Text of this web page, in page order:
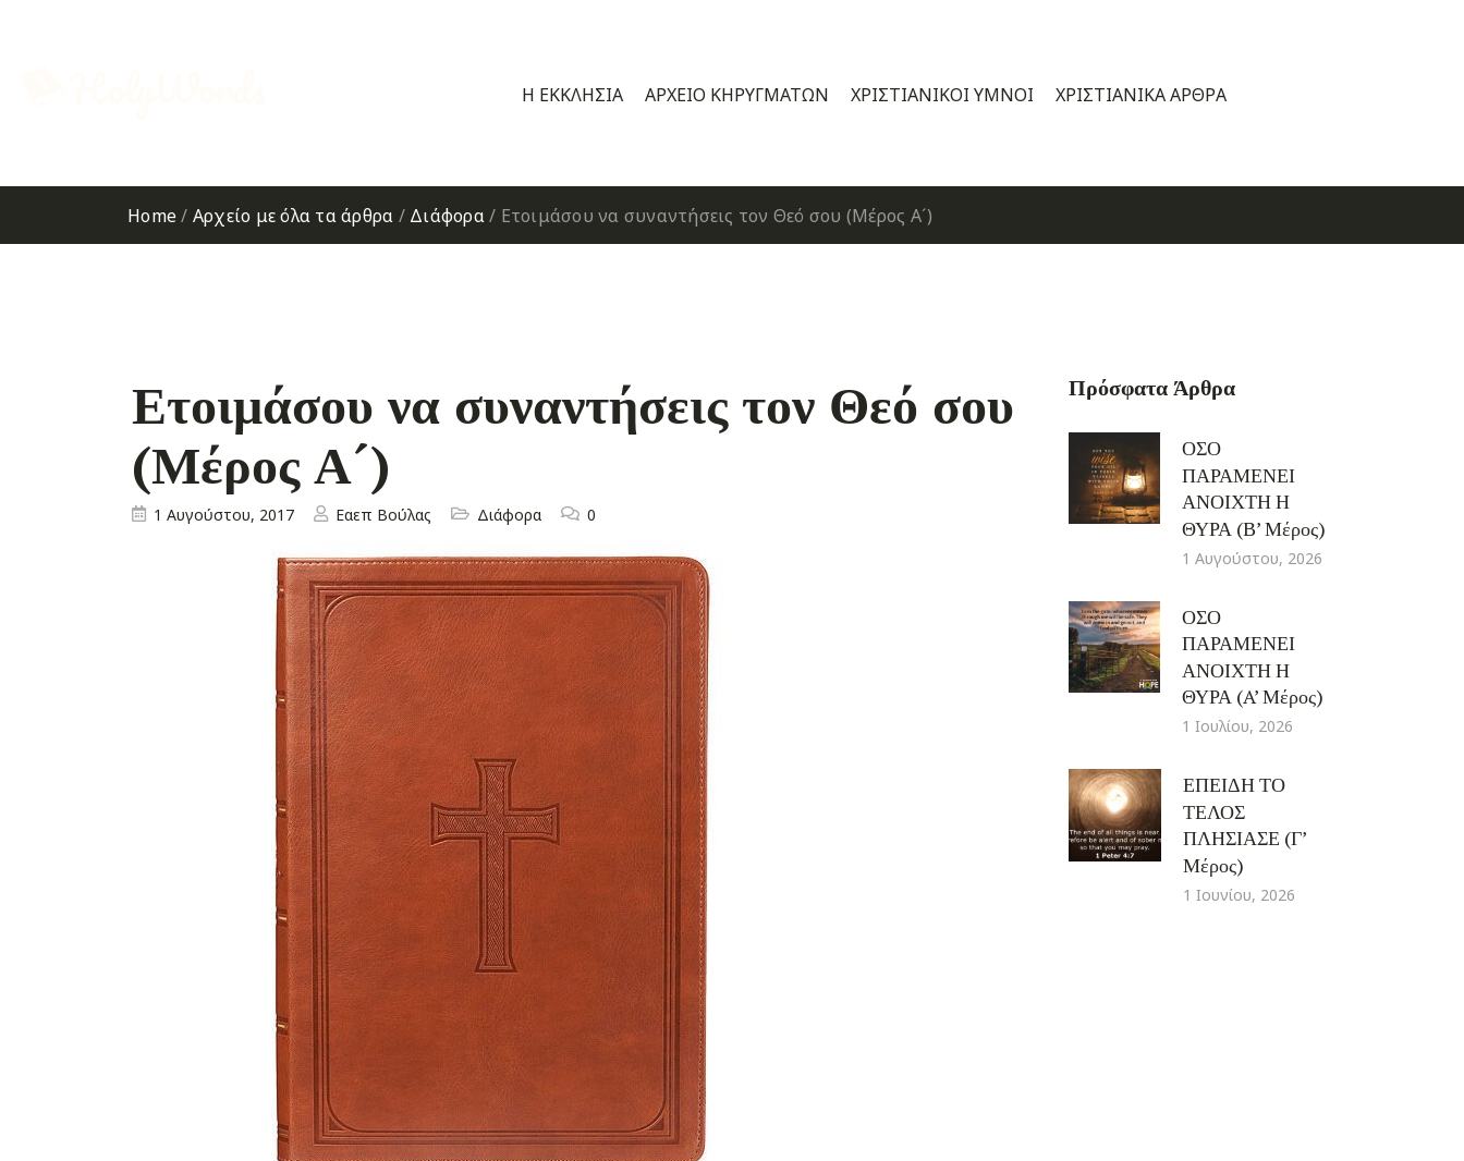
Η ΕΚΚΛΗΣΊΑ ΑΡΧΕΊΟ ΚΗΡΥΓΜΆΤΩΝ ΧΡΙΣΤΙΑΝΙΚΟΊ ΎΜΝΟΙ ΧΡΙΣΤΙΑΝΙΚΆ ΆΡΘΡΑ
Home/ Αρχείο με όλα τα άρθρα / Διάφορα/ Ετοιμάσου να συναντήσεις τον Θεό σου (Μέρος Α´)
Ετοιμάσου να συναντήσεις τον Θεό σου
(Μέρος Α´)
1 Αυγούστου, 2017 Εαεπ Βούλας Διάφορα 0
Πρόσφατα Άρθρα
ΟΣΟ
ΠΑΡΑΜΕΝΕΙ
ΑΝΟΙΧΤΗ Η
ΘΥΡΑ (Β’ Μέρος)
1 Αυγούστου, 2026
ΟΣΟ
ΠΑΡΑΜΕΝΕΙ
ΑΝΟΙΧΤΗ Η
ΘΥΡΑ (A’ Μέρος)
1 Ιουλίου, 2026
ΕΠΕΙΔΗ ΤΟ
ΤΕΛΟΣ
ΠΛΗΣΙΑΣΕ (Γ’
Μέρος)
1 Ιουνίου, 2026